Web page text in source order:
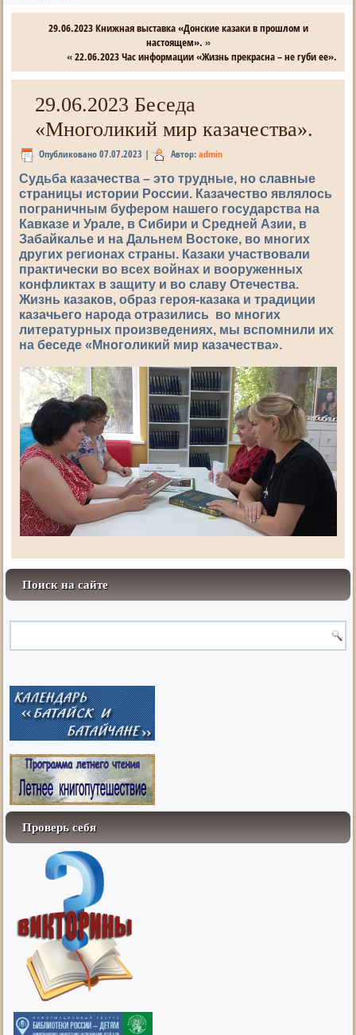
29.06.2023 Книжная выставка «Донские казаки в прошлом и
настоящем». »
«22.06.2023 Час информации «Жизнь прекрасна – не губи ее».
29.06.2023 Беседа
«Многоликий мир казачества».
Опубликовано 07.07.2023 | Автор: admin
Судьба казачества – это трудные, но славные
страницы истории России. Казачество являлось
пограничным буфером нашего государства на
Кавказе и Урале, в Сибири и Средней Азии, в
Забайкалье и на Дальнем Востоке, во многих
других регионах страны. Казаки участвовали
практически во всех войнах и вооруженных
конфликтах в защиту и во славу Отечества.
Жизнь казаков, образ героя-казака и традиции
казачьего народа отразились во многих
литературных произведениях, мы вспомнили их
на беседе «Многоликий мир казачества».
Поиск на сайте
Проверь себя